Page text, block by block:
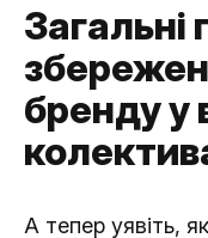
бренду у
А тепер уявіть,